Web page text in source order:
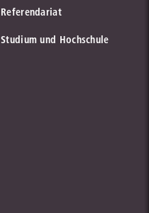
Referendariat
Studium und Hochschule